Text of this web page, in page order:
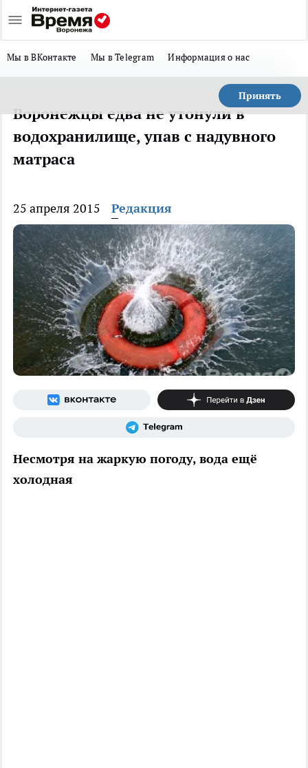
Мы в ВКонтакте Мы в Telegram Информация о нас
Принять
Воронежцы едва не утонули в
водохранилище, упав с надувного
матраса
25 апреля 2015 Редакция
Несмотря на жаркую погоду, вода ещё
холодная